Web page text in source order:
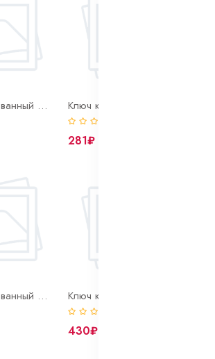
Ключ комбинированный 18 мм
281₽
Ключ комбинированный 22 мм
430₽